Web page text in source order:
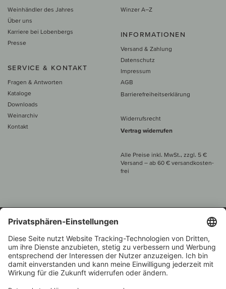
Weinhändler des Jahres
Über uns
Karriere bei Lobenbergs
Presse
SERVICE & KONTAKT
Fragen & Antworten
Kataloge
Downloads
Weinarchiv
Kontakt
Winzer A–Z
INFORMATIONEN
Versand & Zahlung
Datenschutz
Impressum
AGB
Barrierefreiheitserklärung
Widerrufsrecht
Vertrag widerrufen
Alle Preise inkl. MwSt., zzgl. 5 €
Versand – ab 60 € versand­kosten­
frei
Beratung unter
+49 421 696 797-0
1.000 Winzer –
Über 7.000 Weine
Weinhändler
des Jahres 2022